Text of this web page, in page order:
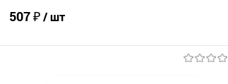
507 ₽/ шт